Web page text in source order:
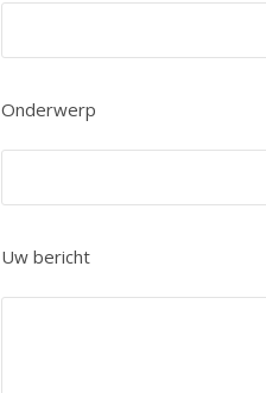
Onderwerp
Uw bericht